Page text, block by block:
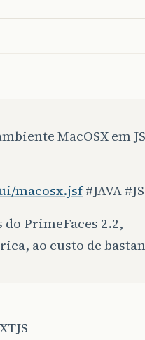
MacOSX em
macosx.jsf#JAVA
PrimeFaces 2.2,
ao custo de